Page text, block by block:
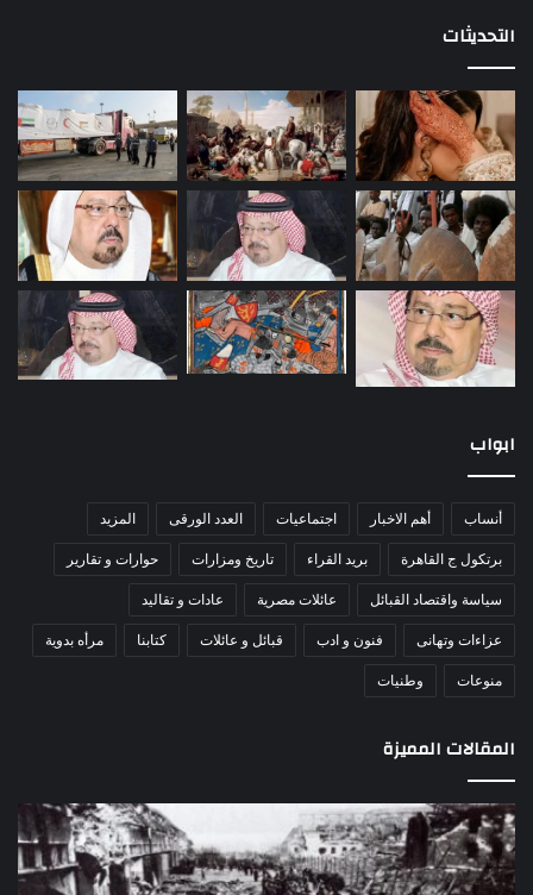
التحديثات
ابواب
أنساب أهم الاخبار اجتماعيات العدد الورقى المزيد
برتكول ج القاهرة بريد القراء تاريخ ومزارات حوارات و تقارير
سياسة واقتصاد القبائل عائلات مصرية عادات و تقاليد
عزاءات وتهانى فنون و ادب قبائل و عائلات كتابنا مرأه بدوية
منوعات وطنيات
المقالات المميزة
اللواء
دكتور
راضي
عبدالمعطي